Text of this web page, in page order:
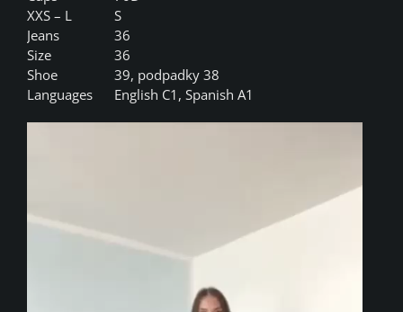
XXS – L
S
Jeans
36
Size
36
Shoe
39, podpadky 38
Languages
English C1, Spanish A1